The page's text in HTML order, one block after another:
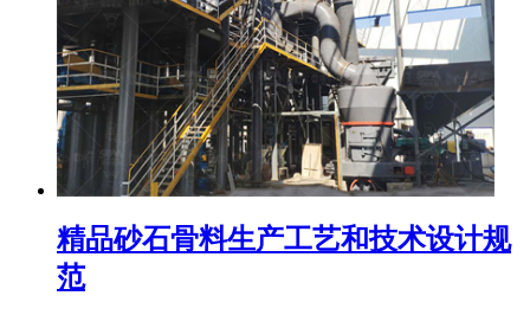
精品砂石骨料生产工艺和技术设计规
范